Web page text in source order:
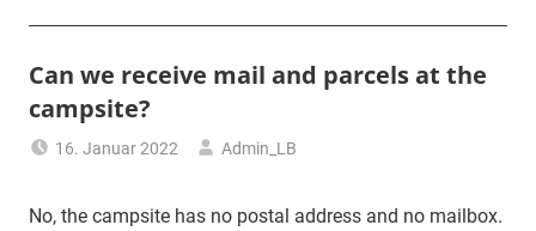
Can we receive mail and parcels at the
campsite?
16. Januar 2022 Admin_LB
No, the campsite has no postal address and no mailbox.